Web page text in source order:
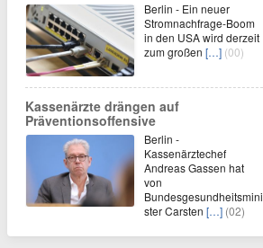
Berlin - Ein neuer
Stromnachfrage-Boom
in den USA wird derzeit
zum großen […] (00)
Kassenärzte drängen auf
Präventionsoffensive
Berlin -
Kassenärztechef
Andreas Gassen hat
von
Bundesgesundheitsmini
ster Carsten […] (02)